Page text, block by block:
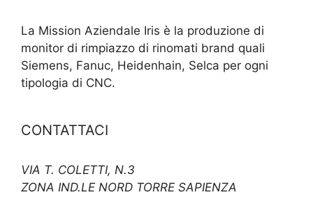
La Mission Aziendale Iris è la produzione di
monitor di rimpiazzo di rinomati brand quali
Siemens, Fanuc, Heidenhain, Selca per ogni
tipologia di CNC.
CONTATTACI
VIA T. COLETTI, N.3
ZONA IND.LE NORD TORRE SAPIENZA